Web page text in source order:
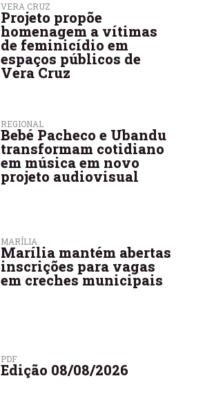
VERA CRUZ
Projeto propõe
homenagem a vítimas
de feminicídio em
espaços públicos de
Vera Cruz
REGIONAL
Bebé Pacheco e Ubandu
transformam cotidiano
em música em novo
projeto audiovisual
MARÍLIA
Marília mantém abertas
inscrições para vagas
em creches municipais
PDF
Edição 08/08/2026